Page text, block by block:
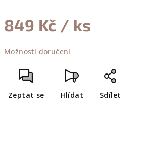
849 Kč / ks
cena:
Možnosti doručení
Zeptat se Hlídat Sdílet